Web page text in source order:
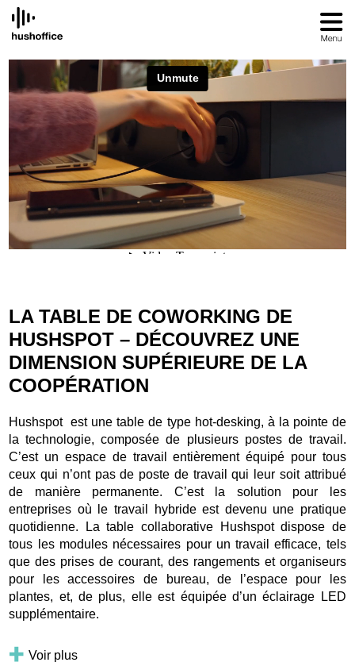
SKIP
CONTENT
LA TABLE DE COWORKING DE
HUSHSPOT – DÉCOUVREZ UNE
DIMENSION SUPÉRIEURE DE LA
COOPÉRATION
Hushspot est une table de type hot-desking, à la pointe de
la technologie, composée de plusieurs postes de travail.
C’est un espace de travail entièrement équipé pour tous
ceux qui n’ont pas de poste de travail qui leur soit attribué
de manière permanente. C’est la solution pour les
entreprises où le travail hybride est devenu une pratique
quotidienne. La table collaborative Hushspot dispose de
tous les modules nécessaires pour un travail efficace, tels
que des prises de courant, des rangements et organiseurs
pour les accessoires de bureau, de l’espace pour les
plantes, et, de plus, elle est équipée d’un éclairage LED
supplémentaire.
Voir plus